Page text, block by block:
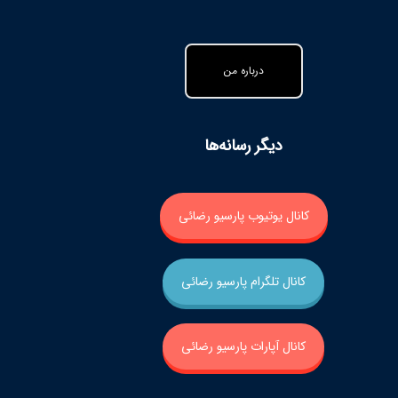
درباره من
دیگر رسانه‌ها
کانال یوتیوب پارسیو رضائی
کانال تلگرام پارسیو رضائی
کانال آپارات پارسیو رضائی